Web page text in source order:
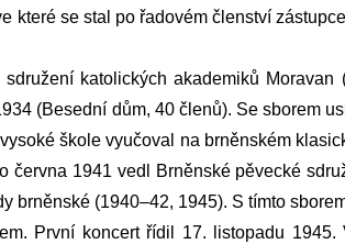
které se stal po řadovém členství
katolických akademiků
(Besední dům, 40 členů). Se sborem
škole vyučoval na brněnském
1941 vedl Brněnské pěvecké
brněnské (1940–42, 1945). S tímto
První koncert řídil 17. listopadu